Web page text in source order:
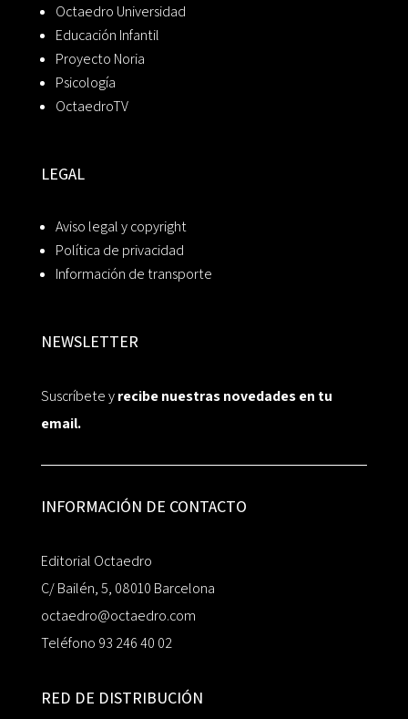
Octaedro Universidad
Educación Infantil
Proyecto Noria
Psicología
OctaedroTV
LEGAL
Aviso legal y copyright
Política de privacidad
Información de transporte
NEWSLETTER
Suscríbete yrecibe nuestras novedades en tu
email.
INFORMACIÓN DE CONTACTO
Editorial Octaedro
C/ Bailén, 5, 08010 Barcelona
octaedro@octaedro.com
Teléfono 93 246 40 02
RED DE DISTRIBUCIÓN